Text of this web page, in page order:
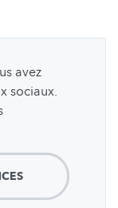
avez
sociaux.